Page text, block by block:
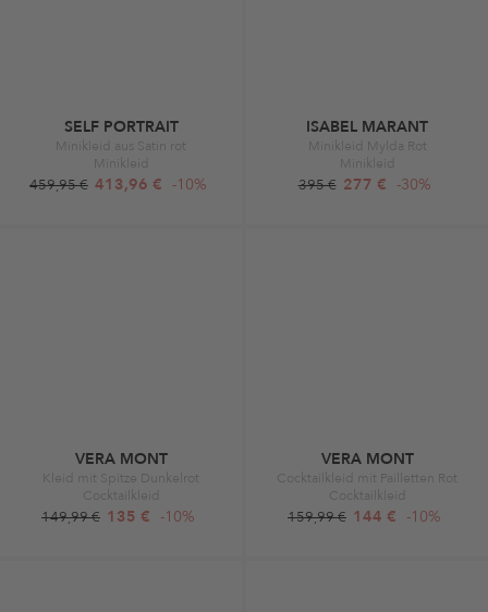
SELF PORTRAIT
Minikleid aus Satin rot
Minikleid
459,95 € 413,96 € -10%
ISABEL MARANT
Minikleid Mylda Rot
Minikleid
395 € 277 € -30%
VERA MONT
Kleid mit Spitze Dunkelrot
Cocktailkleid
149,99 € 135 € -10%
VERA MONT
Cocktailkleid mit Pailletten Rot
Cocktailkleid
159,99 € 144 € -10%